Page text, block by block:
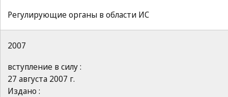
Регулирующие органы в области ИС
2007
вступление в силу :
27 августа 2007 г.
Издано :